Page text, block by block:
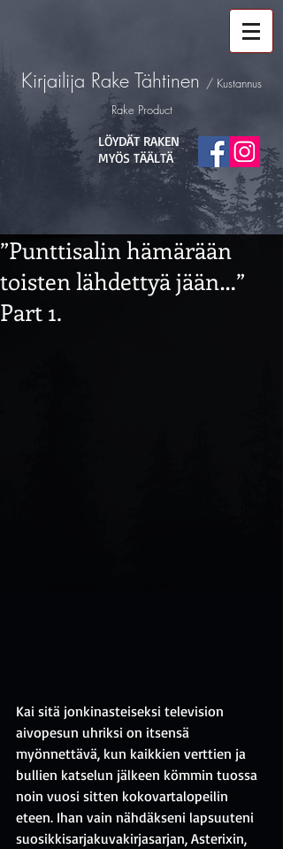
Kirjailija Rake Tähtinen / Kustannus
Rake Product
LÖYDÄT RAKEN
MYÖS TÄÄLTÄ
”Punttisalin hämärään
toisten lähdettyä jään…”
Part 1.
Kai sitä jonkinasteiseksi television
aivopesun uhriksi on itsensä
myönnettävä, kun kaikkien verttien ja
bullien katselun jälkeen kömmin tuossa
noin vuosi sitten kokovartalopeilin
eteen. Ihan vain nähdäkseni lapsuuteni
suosikkisarjakuvakirjasarjan, Asterixin,